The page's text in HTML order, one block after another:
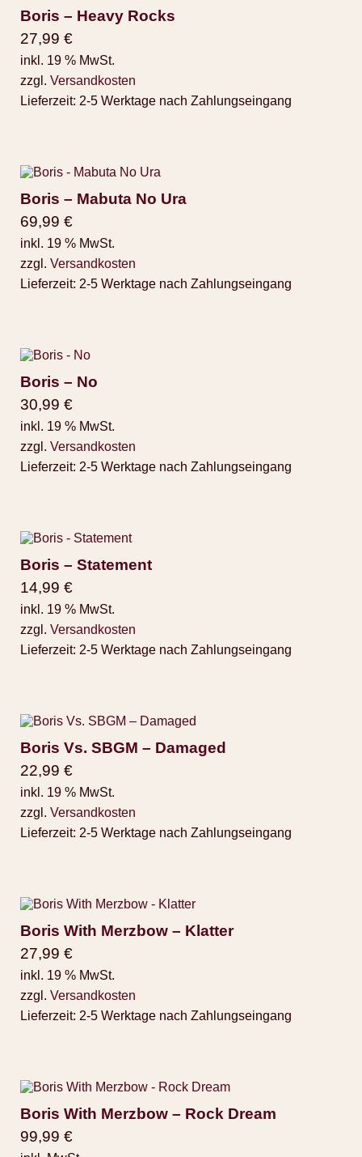
Boris – Heavy Rocks
27,99 €
inkl. 19 % MwSt.
zzgl. Versandkosten
Lieferzeit: 2-5 Werktage nach Zahlungseingang
Boris – Mabuta No Ura
69,99 €
inkl. 19 % MwSt.
zzgl. Versandkosten
Lieferzeit: 2-5 Werktage nach Zahlungseingang
Boris – No
30,99 €
inkl. 19 % MwSt.
zzgl. Versandkosten
Lieferzeit: 2-5 Werktage nach Zahlungseingang
Boris – Statement
14,99 €
inkl. 19 % MwSt.
zzgl. Versandkosten
Lieferzeit: 2-5 Werktage nach Zahlungseingang
Boris Vs. SBGM – Damaged
22,99 €
inkl. 19 % MwSt.
zzgl. Versandkosten
Lieferzeit: 2-5 Werktage nach Zahlungseingang
Boris With Merzbow – Klatter
27,99 €
inkl. 19 % MwSt.
zzgl. Versandkosten
Lieferzeit: 2-5 Werktage nach Zahlungseingang
Boris With Merzbow – Rock Dream
99,99 €